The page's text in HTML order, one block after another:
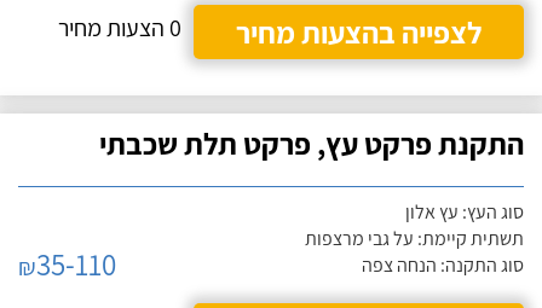
לצפייה בהצעות מחיר
0 הצעות מחיר
התקנת פרקט עץ, פרקט תלת שכבתי
סוג העץ: עץ אלון
תשתית קיימת: על גבי מרצפות
סוג התקנה: הנחה צפה
₪35-110